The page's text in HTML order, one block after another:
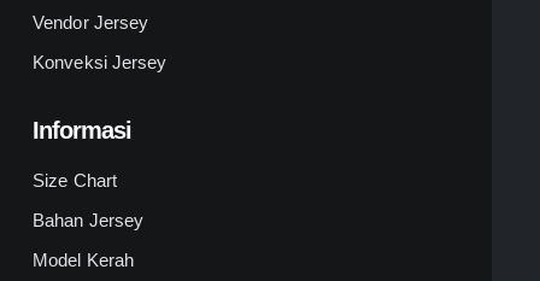
Vendor Jersey
Konveksi Jersey
Informasi
Size Chart
Bahan Jersey
Model Kerah